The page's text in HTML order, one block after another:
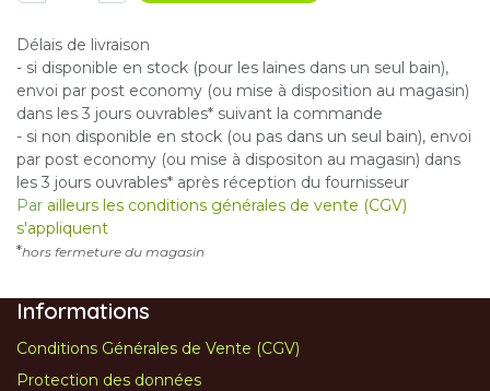
Délais de livraison
- si disponible en stock (pour les laines dans un seul bain),
envoi par post economy (ou mise à disposition au magasin)
dans les 3 jours ouvrables* suivant la commande
- si non disponible en stock (ou pas dans un seul bain), envoi
par post economy (ou mise à dispositon au magasin) dans
les 3 jours ouvrables* après réception du fournisseur
Par ailleurs les conditions générales de vente (CGV)
s'appliquent
*hors fermeture du magasin
Informations
Conditions Générales de Vente (CGV)
Protection des données